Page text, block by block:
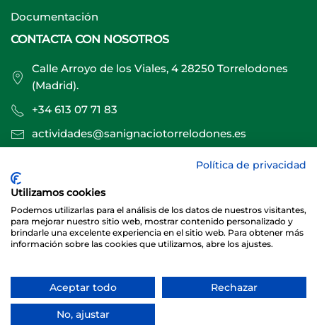
Documentación
CONTACTA CON NOSOTROS
Calle Arroyo de los Viales, 4 28250 Torrelodones
(Madrid).
+34 613 07 71 83
actividades@sanignaciotorrelodones.es
Sitio web creado por
© 2026 Club Deportivo Básico San Ignacio Torrelodones
Sitio web creado y mantenido por especialistasweb.es
Política de privacidad
Utilizamos cookies
Podemos utilizarlas para el análisis de los datos de nuestros visitantes,
para mejorar nuestro sitio web, mostrar contenido personalizado y
brindarle una excelente experiencia en el sitio web. Para obtener más
información sobre las cookies que utilizamos, abre los ajustes.
Aceptar todo Rechazar
No, ajustar